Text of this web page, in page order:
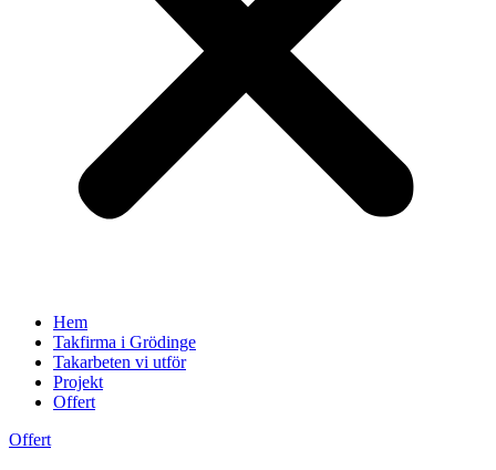
Hem
Takfirma i Grödinge
Takarbeten vi utför
Projekt
Offert
Offert